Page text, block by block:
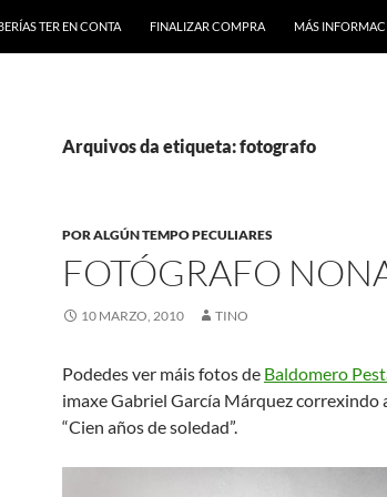
TER EN CONTA FINALIZAR COMPRA MÁS
Arquivos da etiqueta: fotografo
POR ALGÚN TEMPO PECULIARES
FOTÓGRAFO
10 MARZO, 2010 TINO
Podedes ver máis fotos de Baldomero
imaxe Gabriel García Márquez correxindo
“Cien años de soledad”.